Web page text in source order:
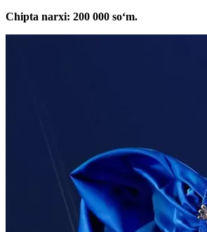
Chipta narxi: 200 000 soʻm.